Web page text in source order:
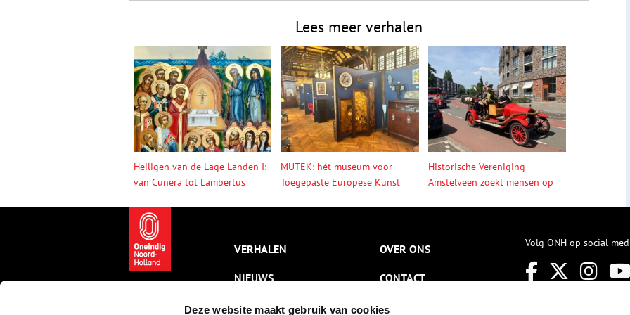
Deze website maakt gebruik van cookies
Lees meer verhalen
Heiligen van de Lage Landen I:
van Cunera tot Lambertus
MUTEK: hét museum voor
Toegepaste Europese Kunst
Historische Vereniging
Amstelveen zoekt mensen op
VERHALEN
NIEUWS
KALENDER
OVER ONS
CONTACT
NIEUWSBRIEF
Volg ONH op social